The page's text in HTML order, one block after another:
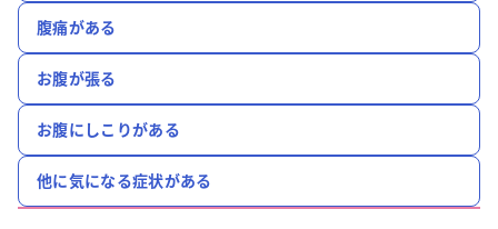
腹痛がある
お腹が張る
お腹にしこりがある
他に気になる症状がある